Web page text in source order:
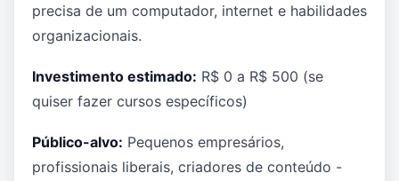
precisa de um computador, internet e habilidades
organizacionais.
Investimento estimado: R$ 0 a R$ 500 (se
quiser fazer cursos específicos)
Público-alvo: Pequenos empresários,
profissionais liberais, criadores de conteúdo -